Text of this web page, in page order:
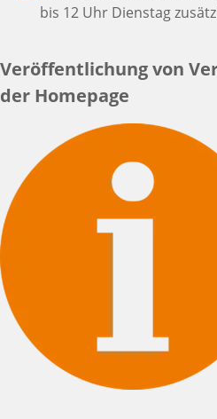
bis 12 Uhr Dienstag
Veröffentlichung von
der Homepage